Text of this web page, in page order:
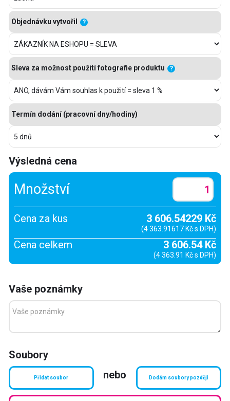
Objednávku vytvořil ?
Sleva za možnost použití fotografie produktu ?
Termín dodání (pracovní dny/hodiny)
Vaše poznámky
Soubory
Přidat soubor nebo Dodám soubory později
Výsledná cena
Množství
Cena za kus 3 606.54229 Kč
(4 363.91617 Kč s DPH)
Cena celkem 3 606.54 Kč
(4 363.91 Kč s DPH)